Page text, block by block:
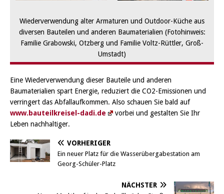
Wiederverwendung alter Armaturen und Outdoor-Küche aus
diversen Bauteilen und anderen Baumaterialien (Fotohinweis:
Familie Grabowski, Otzberg und Familie Voltz-Rüttler, Groß-
Umstadt)
Eine Wiederverwendung dieser Bauteile und anderen
Baumaterialien spart Energie, reduziert die CO2-Emissionen und
verringert das Abfallaufkommen. Also schauen Sie bald auf
www.bauteilkreisel-dadi.de
vorbei und gestalten Sie Ihr
Leben nachhaltiger.
VORHERIGER
Ein neuer Platz für die Wasserübergabestation am
Georg-Schüler-Platz
NÄCHSTER